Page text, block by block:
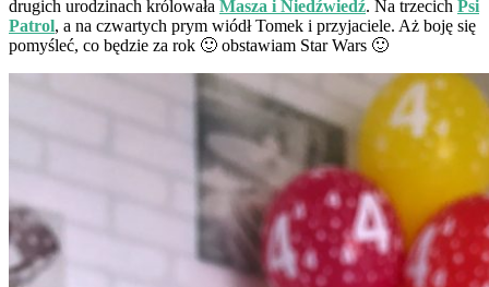
drugich urodzinach królowała Masza i Niedźwiedź. Na trzecich Psi
Patrol, a na czwartych prym wiódł Tomek i przyjaciele. Aż boję się
pomyśleć, co będzie za rok 🙂 obstawiam Star Wars 🙂